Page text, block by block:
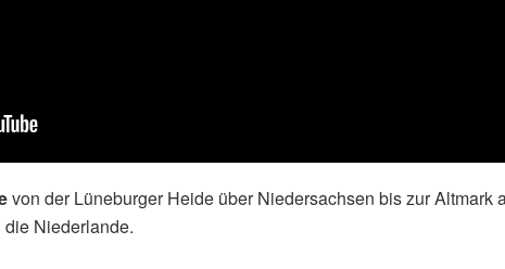
von der Lüneburger Heide über Niedersachsen bis zur
Niederlande.